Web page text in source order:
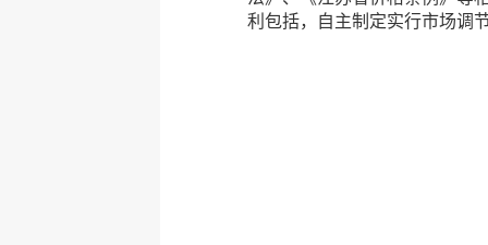
利包括，自主制定实行市场调